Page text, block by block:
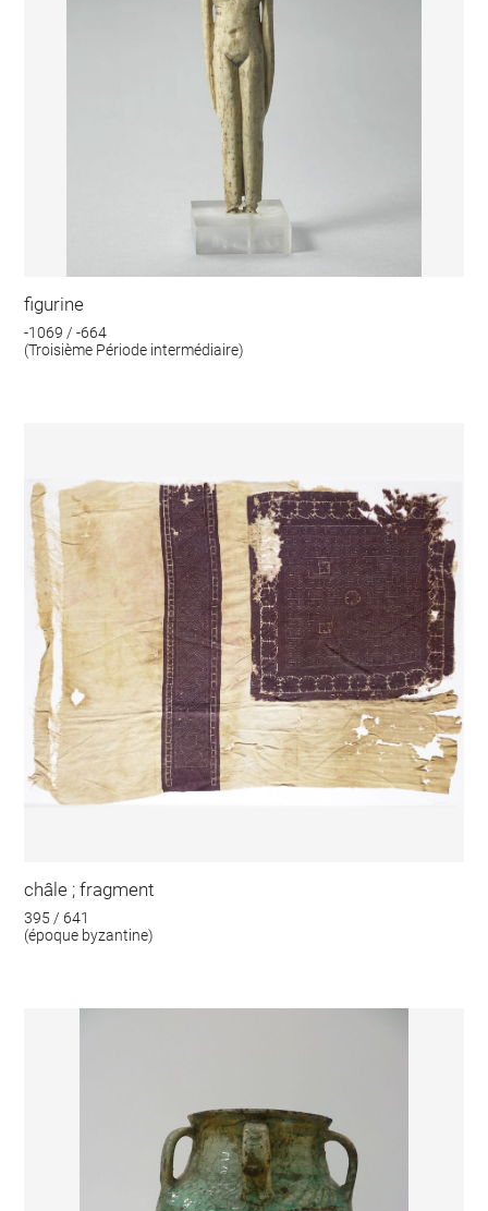
figurine
-1069 / -664
(Troisième Période intermédiaire)
châle ; fragment
395 / 641
(époque byzantine)